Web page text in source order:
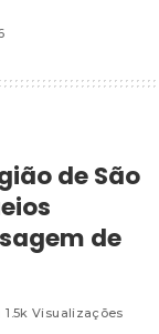
de São
de
1.5k Visualizações